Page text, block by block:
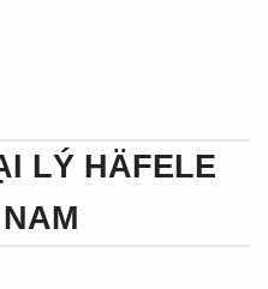
LÝ HÄFELE